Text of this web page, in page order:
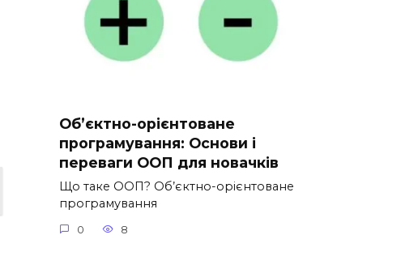
Об’єктно-орієнтоване
програмування: Основи і
переваги ООП для новачків
Що таке ООП? Об’єктно-орієнтоване
програмування
0 8